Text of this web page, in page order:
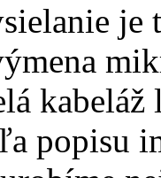
je
kabeláž
popisu